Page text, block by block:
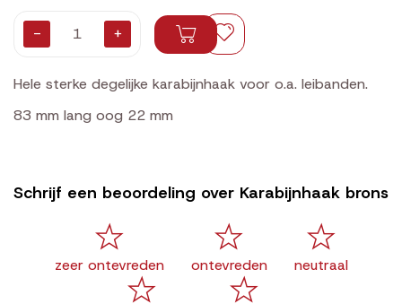
- +
Hele sterke degelijke karabijnhaak voor o.a. leibanden.
83 mm lang oog 22 mm
Schrijf een beoordeling over Karabijnhaak brons
zeer ontevreden ontevreden neutraal